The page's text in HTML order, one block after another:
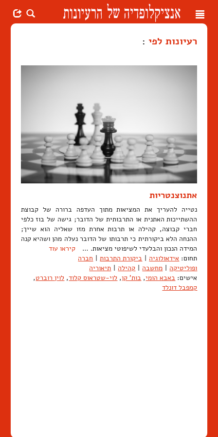
Toggle
רעיונות לפי :
אתנוצנטריות
נטייה להעריך את המציאות מתוך העדפה ברורה של קבוצת
ההשתייכות האתנית או התרבותית של הדובר; גישה של בוז כלפי
חברי קבוצה, קהילה או תרבות אחרת מזו שאליה הוא שייך;
ההנחה הלא ביקורתית כי תרבותו של הדובר נעלה מהן ושהיא קנה
המידה הנכון והבלעדי לשיפוטי מציאות. … קיראו עוד
תחום: אידאולוגיה | ביקורת התרבות | חברה
ופוליטיקה | מחשבה | קהילה | תיאוריה
אישים: באבא הומי, בות' קן, לוי-שטראוס קלוד, לוין רוברט,
קמפבל דונלד